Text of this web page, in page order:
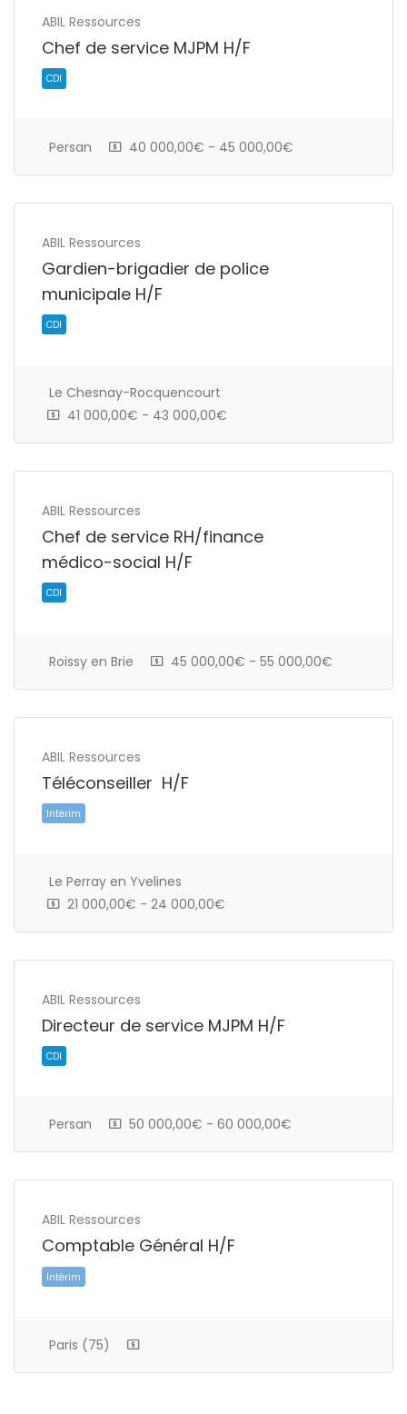
ABIL Ressources
Chef de service MJPM H/F
Persan 40 000,00€ - 45 000,00€
ABIL Ressources
Gardien-brigadier de police
municipale H/F
Le Chesnay-Rocquencourt
41 000,00€ - 43 000,00€
ABIL Ressources
Chef de service RH/finance
médico-social H/F
CDI
Roissy en Brie 45 000,00€ - 55 000,00€
ABIL Ressources
Téléconseiller H/F
Le Perray en Yvelines
21 000,00€ - 24 000,00€
ABIL Ressources
Directeur de service MJPM H/F
Persan 50 000,00€ - 60 000,00€
ABIL Ressources
Comptable Général H/F
Paris (75)